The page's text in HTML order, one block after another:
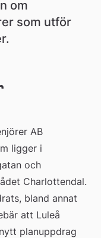
om
som utför
AB
ligger i
och
Charlottendal.
bland annat
att Luleå
planuppdrag